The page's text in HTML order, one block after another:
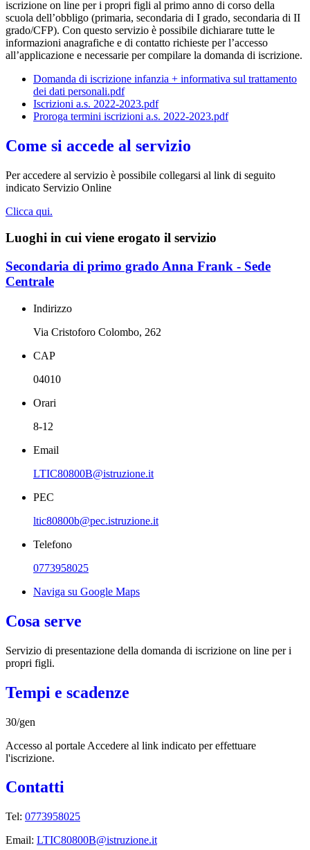
iscrizione on line per i propri figli al primo anno di corso della
scuola dell’obbligo (primaria, secondaria di I grado, secondaria di II
grado/CFP). Con questo servizio è possibile dichiarare tutte le
informazioni anagrafiche e di contatto richieste per l’accesso
all’applicazione e necessarie per compilare la domanda di iscrizione.
Domanda di iscrizione infanzia + informativa sul trattamento
dei dati personali.pdf
Iscrizioni a.s. 2022-2023.pdf
Proroga termini iscrizioni a.s. 2022-2023.pdf
Come si accede al servizio
Per accedere al servizio è possibile collegarsi al link di seguito
indicato Servizio Online
Clicca qui.
Luoghi in cui viene erogato il servizio
Secondaria di primo grado Anna Frank - Sede
Centrale
Indirizzo
Via Cristoforo Colombo, 262
CAP
04010
Orari
8-12
Email
LTIC80800B@istruzione.it
PEC
ltic80800b@pec.istruzione.it
Telefono
0773958025
Naviga su Google Maps
Cosa serve
Servizio di presentazione della domanda di iscrizione on line per i
propri figli.
Tempi e scadenze
30/gen
Accesso al portale Accedere al link indicato per effettuare
l'iscrizione.
Contatti
Tel: 0773958025
Email: LTIC80800B@istruzione.it